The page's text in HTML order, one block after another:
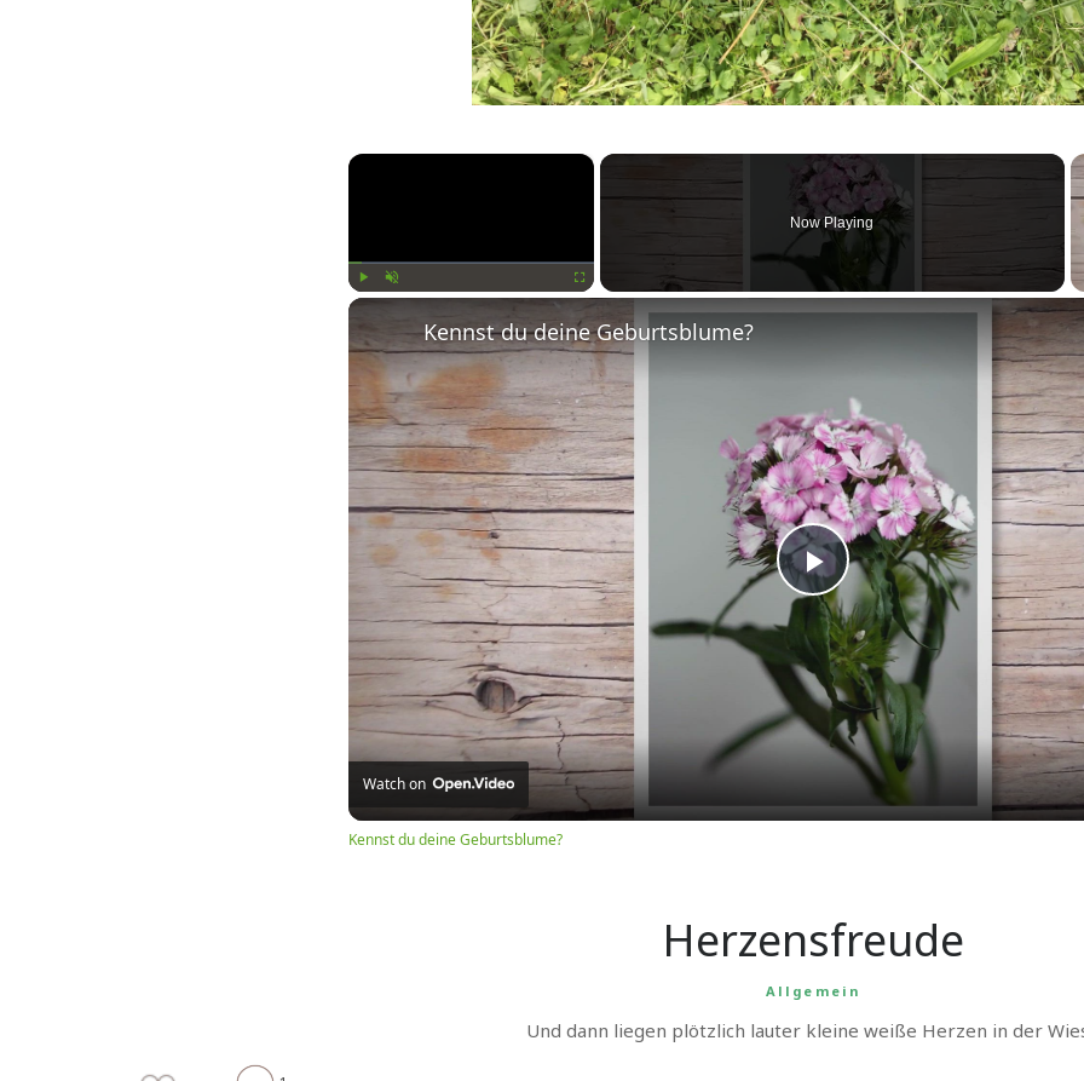
×
Now Playing
Play
Video
Kennst du deine Geburtsblume?
Watch on
Kennst du deine Geburtsblume?
Herzensfreude
Allgemein
Und dann liegen plötzlich lauter kleine weiße Herzen in der